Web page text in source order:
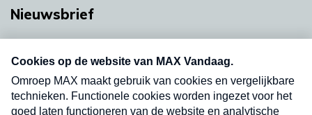
Nieuwsbrief
nieuwsbrief. Elke vrijdag- en dinsdagochtend in
uw mailbox.
Verzend